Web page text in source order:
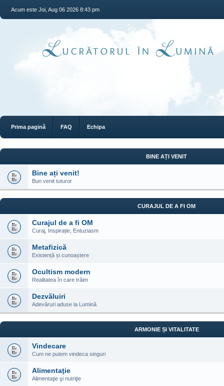
Acum este Joi, Aug 06 2026 8:43 pm
Prima pagină FAQ Echipa
BINE AȚI VENIT
Bine ați venit!
Bun venit tuturor
CURAJUL DE A FI OM
Curajul de a fi OM
Curaj, Inspirație, Entuziasm
Metafizică
Existență și cunoaștere
Ocultism modern
Realitatea în care trăim
Dezvăluiri
Adevăruri aduse la Lumină
ARMONIE ȘI VITALITATE
Vindecare
Cum ne putem vindeca singuri
Alimentaţie
Alimentaţie şi nutriţie